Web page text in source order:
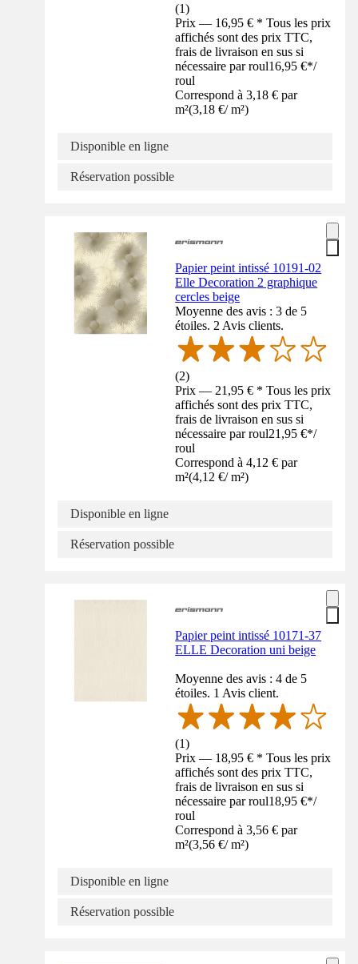
(1)
Prix — 16,95 € * Tous les prix
affichés sont des prix TTC,
frais de livraison en sus si
nécessaire par roul16,95 €*/
roul
Correspond à 3,18 € par
m²(3,18 €/ m²)
Disponible en ligne
Réservation possible
Papier peint intissé 10191-02
Elle Decoration 2 graphique
cercles beige
Moyenne des avis : 3 de 5
étoiles. 2 Avis clients.
(2)
Prix — 21,95 € * Tous les prix
affichés sont des prix TTC,
frais de livraison en sus si
nécessaire par roul21,95 €*/
roul
Correspond à 4,12 € par
m²(4,12 €/ m²)
Disponible en ligne
Réservation possible
Papier peint intissé 10171-37
ELLE Decoration uni beige
Moyenne des avis : 4 de 5
étoiles. 1 Avis client.
(1)
Prix — 18,95 € * Tous les prix
affichés sont des prix TTC,
frais de livraison en sus si
nécessaire par roul18,95 €*/
roul
Correspond à 3,56 € par
m²(3,56 €/ m²)
Disponible en ligne
Réservation possible